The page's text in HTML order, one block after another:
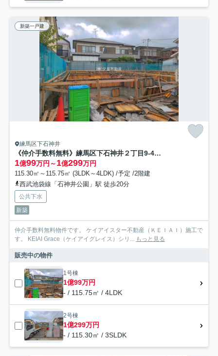
新築一戸建
練馬区下石神井
《仲介手数料無料》練馬区下石神井２丁目9-4新築一戸建てケイアイグレイス
1億99万円～1億299万円
115.30㎡～115.75㎡ (3LDK～4LDK) /予定 /2階建
西武池袋線「石神井公園」駅 徒歩20分
公共下水
新築
仲介手数料無料物件です。 ケイアイスター不動産（ＫＥＩＡＩ）施工で
す。 ‎KEIAI Grace（ケイアイグレイス）シリ... もっと見る
販売中の物件
1号棟
1億99万円
- / 115.75㎡ / 4LDK
2号棟
1億299万円
- / 115.30㎡ / 3SLDK